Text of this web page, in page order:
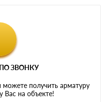
ЗВОНКУ
можете получить арматуру
Вас на объекте!